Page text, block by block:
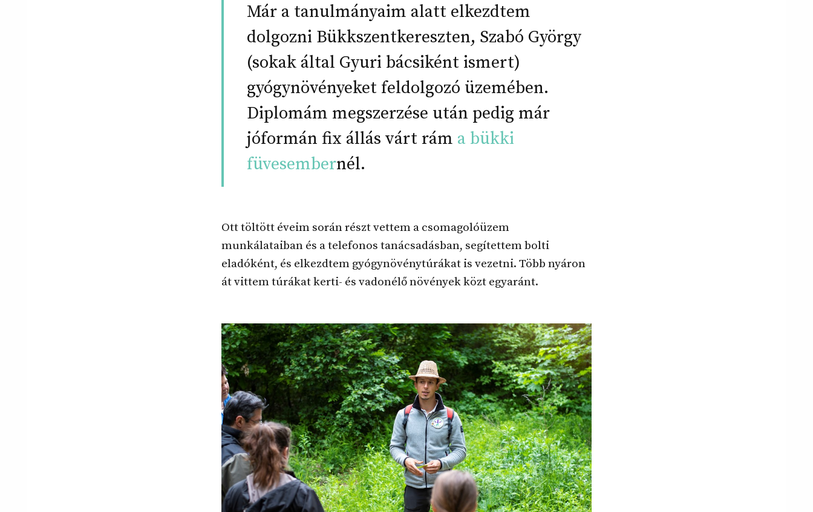
Már a tanulmányaim alatt elkezdtem
dolgozni Bükkszentkereszten, Szabó György
(sokak által Gyuri bácsiként ismert)
gyógynövényeket feldolgozó üzemében.
Diplomám megszerzése után pedig már
jóformán fix állás várt rám a bükki
füvesembernél.
Ott töltött éveim során részt vettem a csomagolóüzem
munkálataiban és a telefonos tanácsadásban, segítettem bolti
eladóként, és elkezdtem gyógynövénytúrákat is vezetni. Több nyáron
át vittem túrákat kerti- és vadonélő növények közt egyaránt.